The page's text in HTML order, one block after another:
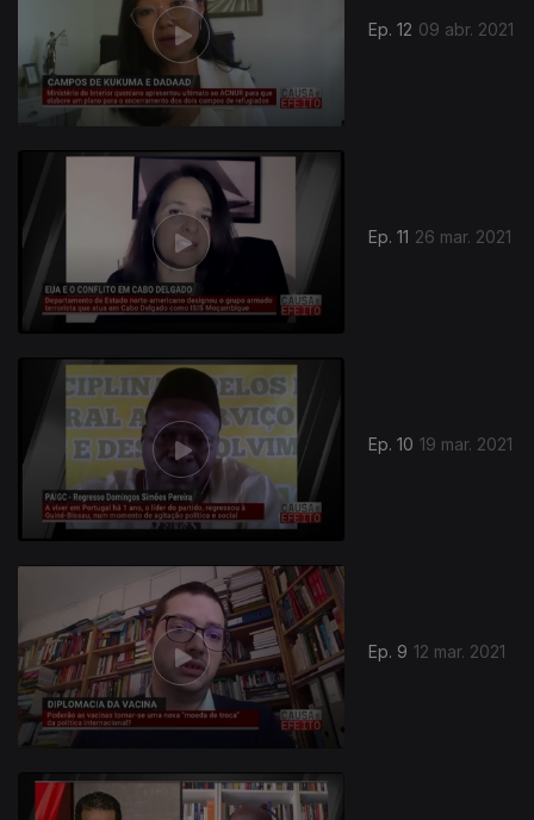
Ep. 12 09 abr. 2021
Ep. 11 26 mar. 2021
Ep. 10 19 mar. 2021
Ep. 9 12 mar. 2021
530596